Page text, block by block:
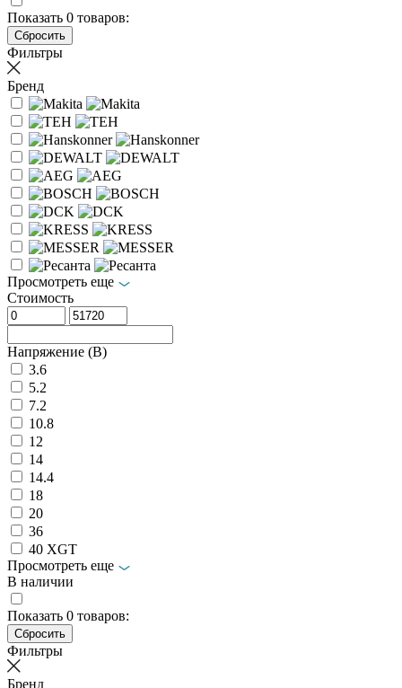
Показать 0 товаров:
Фильтры
Бренд
Просмотреть еще
Стоимость
Напряжение (В)
3.6
5.2
7.2
10.8
12
14
14.4
18
20
36
40 XGT
Просмотреть еще
В наличии
Показать 0 товаров:
Фильтры
Бренд